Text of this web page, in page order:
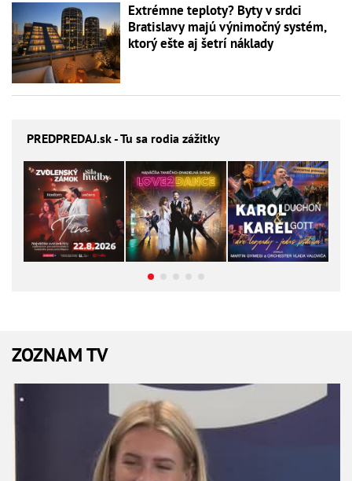
Extrémne teploty? Byty v srdci
Bratislavy majú výnimočný systém,
ktorý ešte aj šetrí náklady
PREDPREDAJ.sk - Tu sa rodia zážitky
ZOZNAM TV